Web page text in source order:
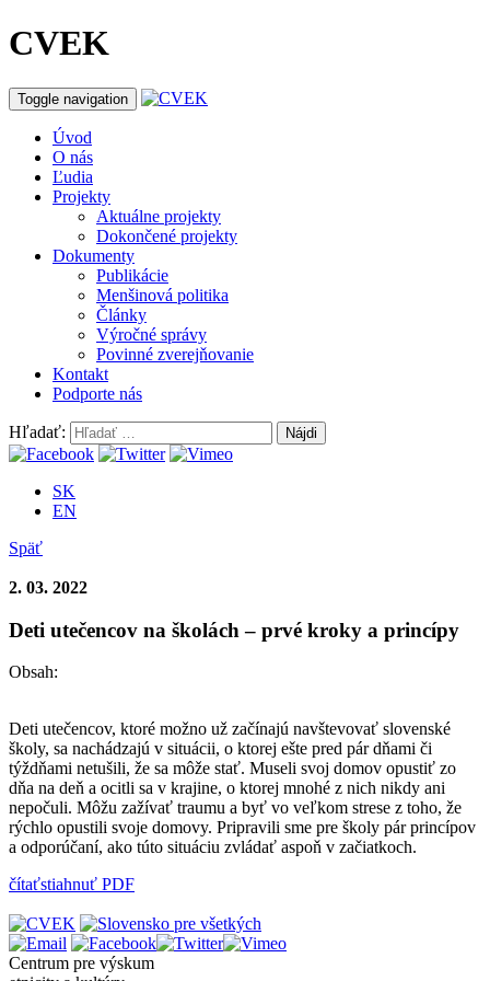
CVEK
Toggle navigation
Úvod
O nás
Ľudia
Projekty
Aktuálne projekty
Dokončené projekty
Dokumenty
Publikácie
Menšinová politika
Články
Výročné správy
Povinné zverejňovanie
Kontakt
Podporte nás
Hľadať:
SK
EN
Späť
2. 03. 2022
Deti utečencov na školách – prvé kroky a princípy
Obsah:
Deti utečencov, ktoré možno už začínajú navštevovať slovenské
školy, sa nachádzajú v situácii, o ktorej ešte pred pár dňami či
týždňami netušili, že sa môže stať. Museli svoj domov opustiť zo
dňa na deň a ocitli sa v krajine, o ktorej mnohé z nich nikdy ani
nepočuli. Môžu zažívať traumu a byť vo veľkom strese z toho, že
rýchlo opustili svoje domovy. Pripravili sme pre školy pár princípov
a odporúčaní, ako túto situáciu zvládať aspoň v začiatkoch.
čítaťstiahnuť PDF
Centrum pre výskum